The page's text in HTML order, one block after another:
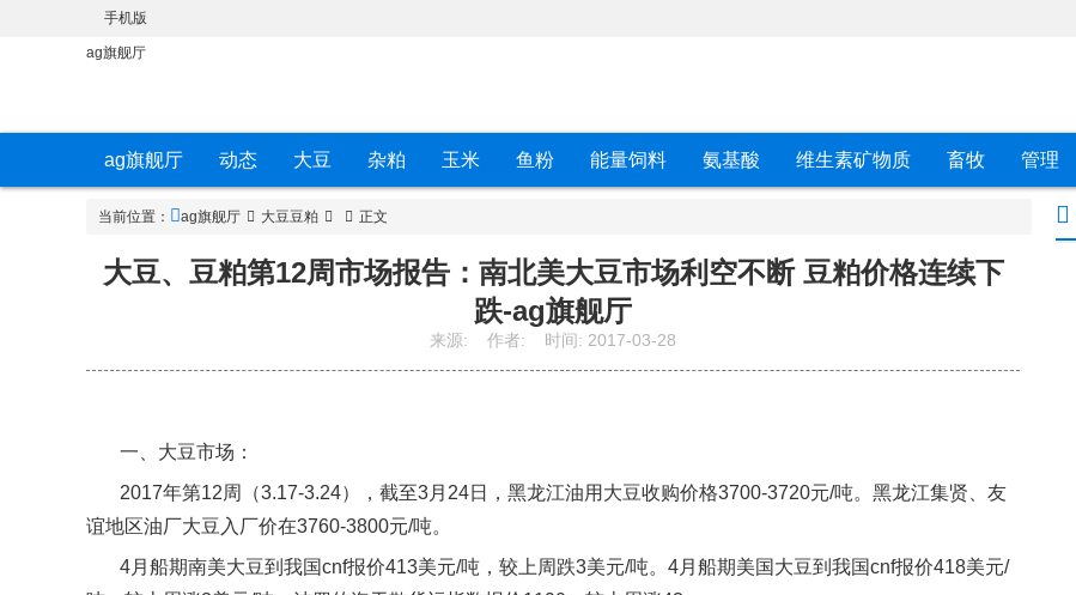
手机版
ag旗舰厅
ag旗舰厅 动态 大豆 杂粕 玉米 鱼粉 能量饲料 氨基酸 维生素矿物质 畜牧 管理
当前位置： ag旗舰厅 大豆豆粕 正文
大豆、豆粕第12周市场报告：南北美大豆市场利空不断 豆粕价格连续下
跌-ag旗舰厅
来源: 作者: 时间: 2017-03-28
一、大豆市场：
2017年第12周（3.17-3.24），截至3月 24日，黑龙江油用大豆收购价格3700-3720元/吨。黑龙江集贤、友
谊地区油厂大豆入厂价在3760-3800元/吨。
4月船期南美大豆到我国cnf报价413美元/吨，较上周跌3美元/吨。 4月船期美国大豆到我国cnf报价418美元/